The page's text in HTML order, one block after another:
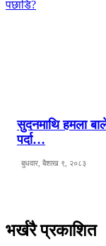
सुदनमाथि हमला
पर्दा…
बुधवार, बैशाख ९, २०८३
भर्खरै प्रकाशित